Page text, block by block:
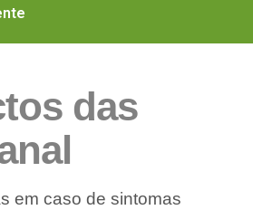
das
em caso de sintomas